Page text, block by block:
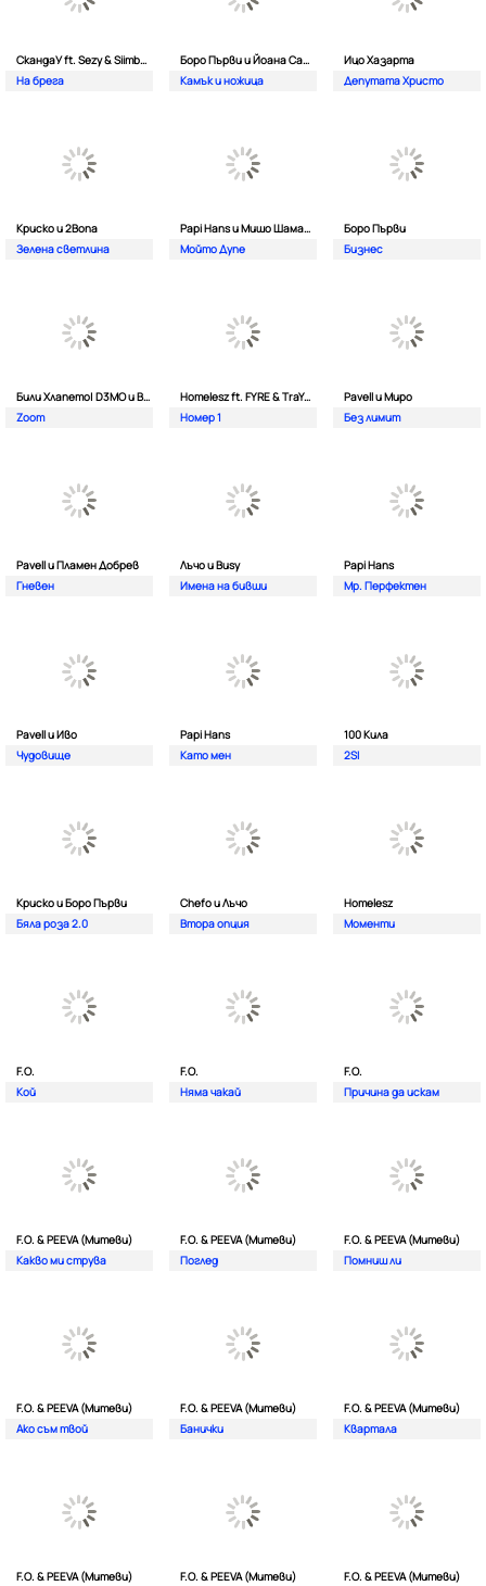
СкандаУ ft. Sezy & Siimbad
На брега
Боро Първи и Йоана Сашова
Камък и ножица
Ицо Хазарта
Депутата Христо
Криско и 2Bona
Зелена светлина
Papi Hans и Мишо Шамара
Мойто Дупе
Боро Първи
Бизнес
Били Хлапето| D3MO и BREVIS
Zoom
Homelesz ft. FYRE & TraYan
Номер 1
Pavell и Миро
Без лимит
Pavell и Пламен Добрев
Гневен
Лъчо и Busy
Имена на бивши
Papi Hans
Мр. Перфектен
Pavell и Иво
Чудовище
Papi Hans
Като мен
100 Кила
2SI
Криско и Боро Първи
Бяла роза 2.0
Chefo и Лъчо
Втора опция
Homelesz
Моменти
F.O.
Кой
F.O.
Няма чакай
F.O.
Причина да искам
F.O. & PEEVA (Митеви)
Какво ми струва
F.O. & PEEVA (Митеви)
Поглед
F.O. & PEEVA (Митеви)
Помниш ли
F.O. & PEEVA (Митеви)
Ако съм твой
F.O. & PEEVA (Митеви)
Банички
F.O. & PEEVA (Митеви)
Квартала
F.O. & PEEVA (Митеви)
F.O. & PEEVA (Митеви)
F.O. & PEEVA (Митеви)